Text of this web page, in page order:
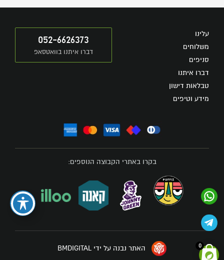
עלינו
משלוחים
סניפים
דברו איתנו
טבלאות דישון
מידע וטיפים
052-6626373
דברו איתנו בוואטסאפ
בקרו באתרי הקבוצה הנוספים:
האתר נבנה על ידי BMDIGITAL 0